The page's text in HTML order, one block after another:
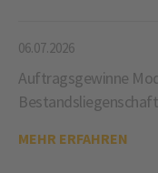
06.07.2026
Auftragsgewinne
MEHR ERFAHREN